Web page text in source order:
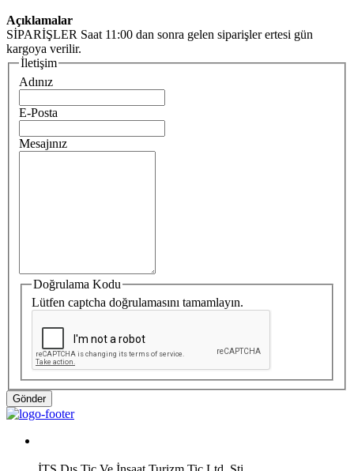
Açıklamalar
SİPARİŞLER Saat 11:00 dan sonra gelen siparişler ertesi gün
kargoya verilir.
İletişim
Adınız
E-Posta
Mesajınız
Doğrulama Kodu
Lütfen captcha doğrulamasını tamamlayın.